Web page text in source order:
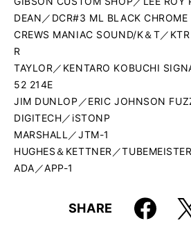
DEAN／DCR#3 ML BLACK CHROME
CREWS MANIAC SOUND/K＆T／
R
TAYLOR／KENTARO KOBUCHI
52 214E
JIM DUNLOP／ERIC JOHNSON
DIGITECH／iSTONP
MARSHALL／JTM-1
HUGHES＆KETTNER／
ADA／APP-1
SHARE Faceboo
k
X